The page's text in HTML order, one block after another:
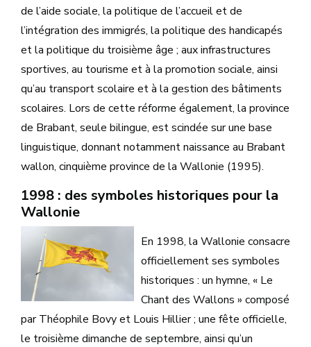
de l’aide sociale, la politique de l’accueil et de
l’intégration des immigrés, la politique des handicapés
et la politique du troisième âge ; aux infrastructures
sportives, au tourisme et à la promotion sociale, ainsi
qu’au transport scolaire et à la gestion des bâtiments
scolaires. Lors de cette réforme également, la province
de Brabant, seule bilingue, est scindée sur une base
linguistique, donnant notamment naissance au Brabant
wallon, cinquième province de la Wallonie (1995).
1998 : des symboles historiques pour la
Wallonie
En 1998, la Wallonie consacre
officiellement ses symboles
historiques : un hymne, « Le
Chant des Wallons » composé
par Théophile Bovy et Louis Hillier ; une fête officielle,
le troisième dimanche de septembre, ainsi qu’un